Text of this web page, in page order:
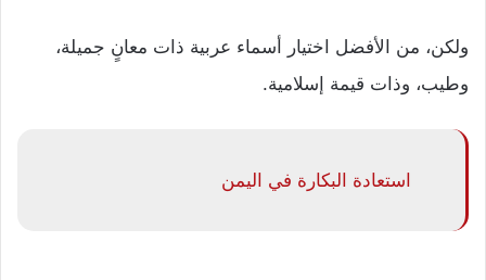
ولكن، من الأفضل اختيار أسماء عربية ذات معانٍ جميلة،
وطيب، وذات قيمة إسلامية.
استعادة البكارة في اليمن